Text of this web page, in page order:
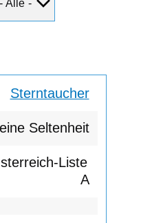
Sterntaucher
Seltenheit
A